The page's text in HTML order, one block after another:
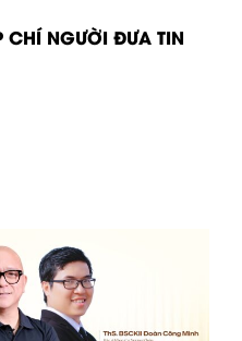
CHÍ NGƯỜI ĐƯA TIN